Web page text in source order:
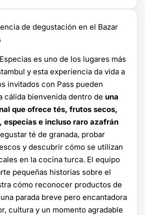
de degustación en el Bazar
es uno de los lugares más
y esta experiencia da vida a
invitados con Pass pueden
cálida bienvenida dentro de una
que ofrece tés, frutos secos,
especias e incluso raro azafrán
té de granada, probar
y descubrir cómo se utilizan
en la cocina turca. El equipo
pequeñas historias sobre el
cómo reconocer productos de
parada breve pero encantadora
cultura y un momento agradable